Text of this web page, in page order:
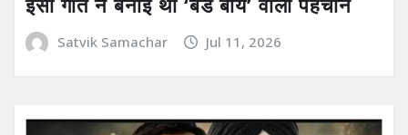
Satvik Samachar Jul 11, 2026